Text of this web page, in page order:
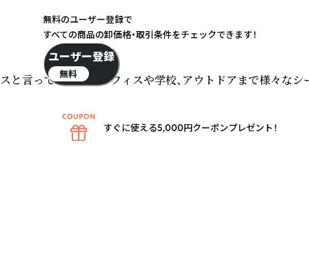
っても、軽く、オフィスや学校、アウトドアまで様々な
無料のユーザー登録で
すべての商品の卸価格・取引条件をチェックできます！
ユーザー登録
無料
すぐに使える5,000円クーポンプレゼント！